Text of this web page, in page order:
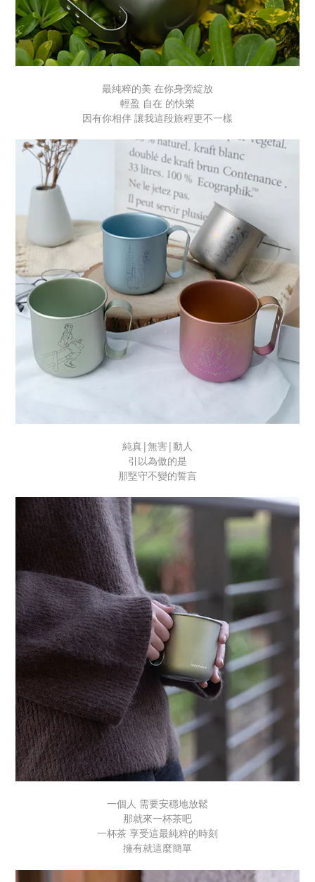
最純粹的美 在你身旁綻放
輕盈 自在 的快樂
因有你相伴 讓我這段旅程更不一樣
純真|無害|動人
引以為傲的是
那堅守不變的誓言
一個人 需要安穩地放鬆
那就來一杯茶吧
一杯茶 享受這最純粹的時刻
擁有就這麼簡單